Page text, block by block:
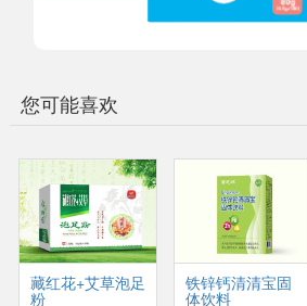
您可能喜欢
藏红花+艾草泡足
粉
铁锌钙清清宝固
体饮料